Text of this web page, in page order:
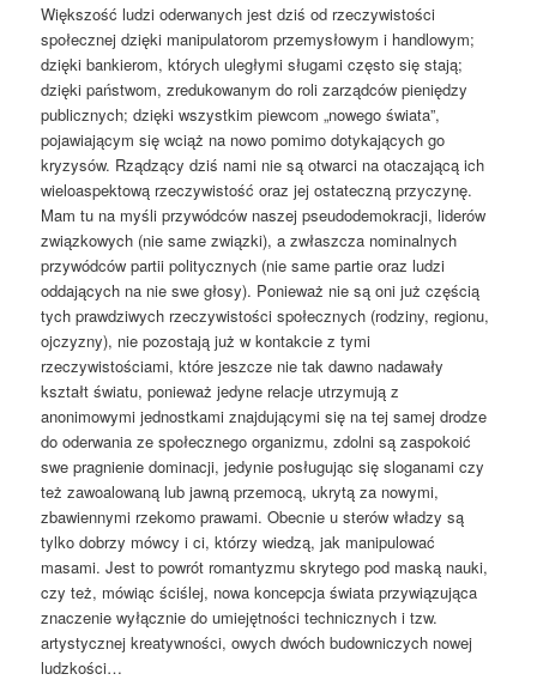
Większość ludzi oderwanych jest dziś od rzeczywistości
społecznej dzięki manipulatorom przemysłowym i handlowym;
dzięki bankierom, których uległymi sługami często się stają;
dzięki państwom, zredukowanym do roli zarządców pieniędzy
publicznych; dzięki wszystkim piewcom „nowego świata”,
pojawiającym się wciąż na nowo pomimo dotykających go
kryzysów. Rządzący dziś nami nie są otwarci na otaczającą ich
wieloaspektową rzeczywistość oraz jej ostateczną przyczynę.
Mam tu na myśli przywódców naszej pseudodemokracji, liderów
związkowych (nie same związki), a zwłaszcza nominalnych
przywódców partii politycznych (nie same partie oraz ludzi
oddających na nie swe głosy). Ponieważ nie są oni już częścią
tych prawdziwych rzeczywistości społecznych (rodziny, regionu,
ojczyzny), nie pozostają już w kontakcie z tymi
rzeczywistościami, które jeszcze nie tak dawno nadawały
kształt światu, ponieważ jedyne relacje utrzymują z
anonimowymi jednostkami znajdującymi się na tej samej drodze
do oderwania ze społecznego organizmu, zdolni są zaspokoić
swe pragnienie dominacji, jedynie posługując się sloganami czy
też zawoalowaną lub jawną przemocą, ukrytą za nowymi,
zbawiennymi rzekomo prawami. Obecnie u sterów władzy są
tylko dobrzy mówcy i ci, którzy wiedzą, jak manipulować
masami. Jest to powrót romantyzmu skrytego pod maską nauki,
czy też, mówiąc ściślej, nowa koncepcja świata przywiązująca
znaczenie wyłącznie do umiejętności technicznych i tzw.
artystycznej kreatywności, owych dwóch budowniczych nowej
ludzkości…